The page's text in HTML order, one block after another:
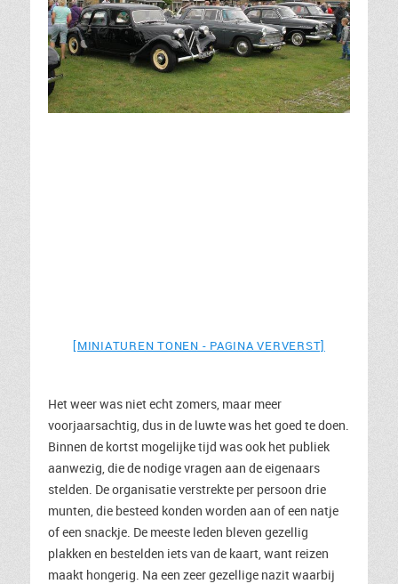
[MINIATUREN TONEN - PAGINA VERVERST]
Het weer was niet echt zomers, maar meer
voorjaarsachtig, dus in de luwte was het goed te doen.
Binnen de kortst mogelijke tijd was ook het publiek
aanwezig, die de nodige vragen aan de eigenaars
stelden. De organisatie verstrekte per persoon drie
munten, die besteed konden worden aan of een natje
of een snackje. De meeste leden bleven gezellig
plakken en bestelden iets van de kaart, want reizen
maakt hongerig. Na een zeer gezellige nazit waarbij